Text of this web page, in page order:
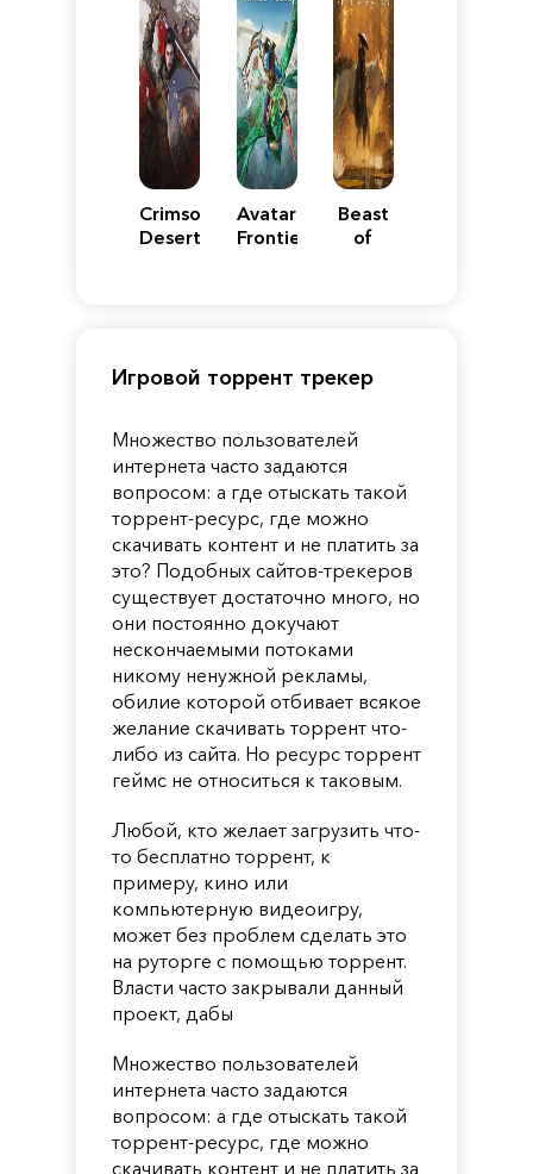
Crimson
Desert
Avatar:
Frontiers
Beast
of
Игровой торрент трекер
Множество пользователей
интернета часто задаются
вопросом: а где отыскать такой
торрент-ресурс, где можно
скачивать контент и не платить за
это? Подобных сайтов-трекеров
существует достаточно много, но
они постоянно докучают
нескончаемыми потоками
никому ненужной рекламы,
обилие которой отбивает всякое
желание скачивать торрент что-
либо из сайта. Но ресурс торрент
геймс не относиться к таковым.
Любой, кто желает загрузить что-
то бесплатно торрент, к
примеру, кино или
компьютерную видеоигру,
может без проблем сделать это
на руторге с помощью торрент.
Власти часто закрывали данный
проект, дабы
Множество пользователей
интернета часто задаются
вопросом: а где отыскать такой
торрент-ресурс, где можно
скачивать контент и не платить за